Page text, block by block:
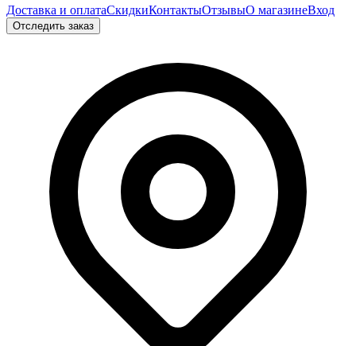
Доставка и оплатаСкидкиКонтактыОтзывыО магазинеВход
Отследить заказ